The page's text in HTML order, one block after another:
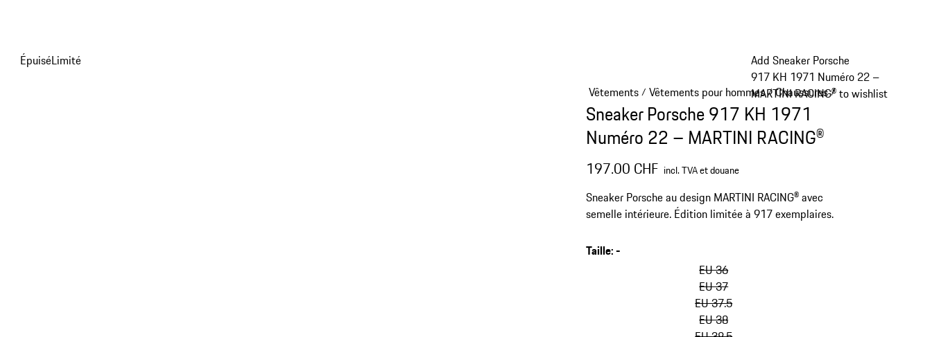
Add Sneaker Porsche
917 KH 1971 Numéro 22 –
MARTINI RACING® to wishlist
ÉpuiséLimité
Vêtements/ Vêtements pour hommes/Chaussures/
Sneaker Porsche 917 KH 1971
Numéro 22 – MARTINI RACING®
197.00 CHF incl. TVA et douane
Sneaker Porsche au design MARTINI RACING® avec
semelle intérieure. Édition limitée à 917 exemplaires.
Taille:-
EU 36
EU 37
EU 37.5
EU 38